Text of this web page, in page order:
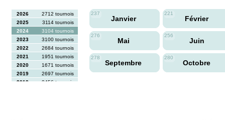
2026
2712 tournois
2025
3114 tournois
2024
3104 tournois
2023
3100 tournois
2022
2684 tournois
2021
1951 tournois
2020
1671 tournois
2019
2697 tournois
2018
2456 tournois
237
Janvier
221
Février
276
Mai
256
Juin
278
Septembre
280
Octobre